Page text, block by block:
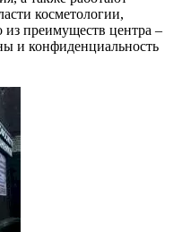
косметологии,
преимуществ центра –
и конфиденциальность